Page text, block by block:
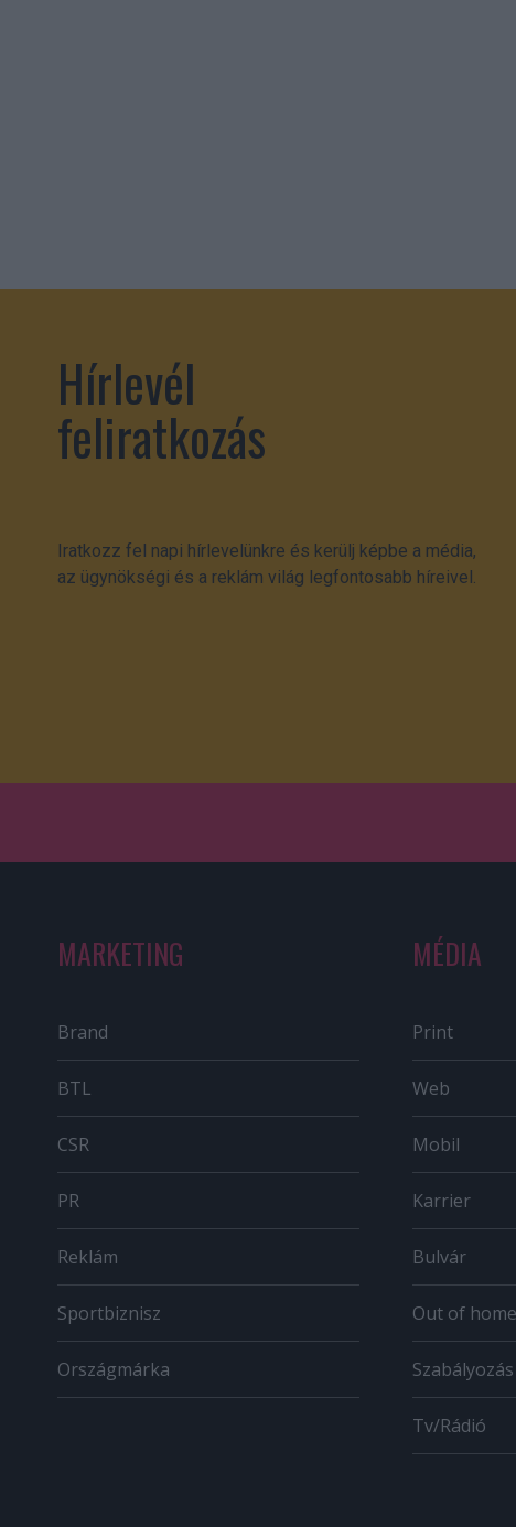
Hírlevél
feliratkozás
Iratkozz fel napi hírlevelünkre és kerülj képbe a média,
az ügynökségi és a reklám világ legfontosabb híreivel.
MARKETING
Brand
BTL
CSR
PR
Reklám
Sportbiznisz
Országmárka
MÉDIA
Print
Web
Mobil
Karrier
Bulvár
Out of home
Szabályozás
Tv/Rádió